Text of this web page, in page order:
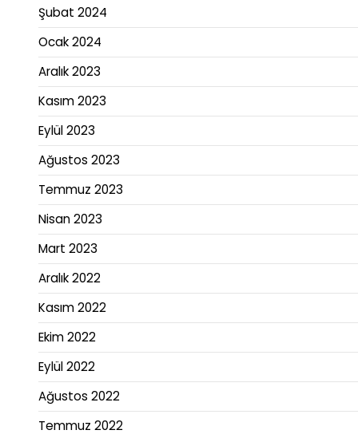
Şubat 2024
Ocak 2024
Aralık 2023
Kasım 2023
Eylül 2023
Ağustos 2023
Temmuz 2023
Nisan 2023
Mart 2023
Aralık 2022
Kasım 2022
Ekim 2022
Eylül 2022
Ağustos 2022
Temmuz 2022